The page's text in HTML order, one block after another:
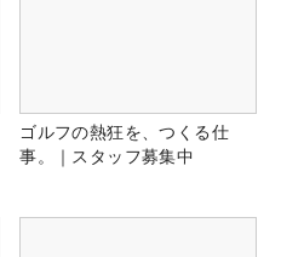
ゴルフの熱狂を、つくる仕
事。｜スタッフ募集中